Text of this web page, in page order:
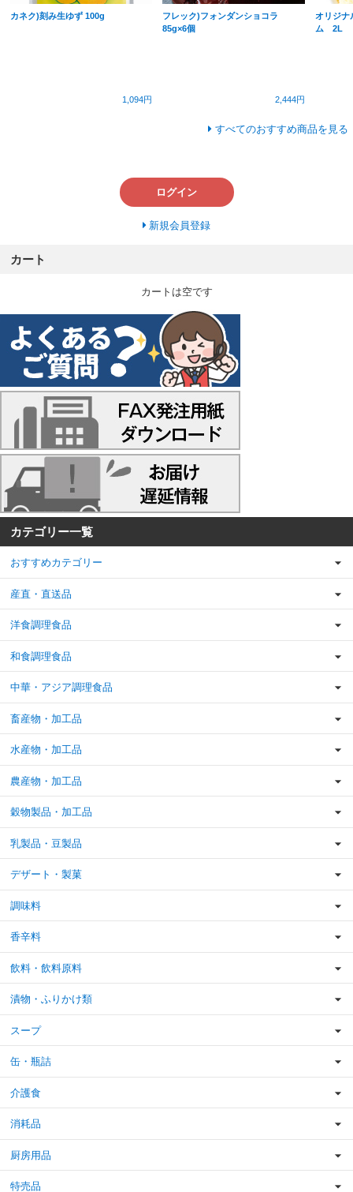
カネク)刻み生ゆず 100g
1,094円
フレック)フォンダンショコラ
85g×6個
2,444円
オリジナ
ム 2L
すべてのおすすめ商品を見る
ログイン
新規会員登録
カート
カートは空です
カテゴリー一覧
おすすめカテゴリー
産直・直送品
洋食調理食品
和食調理食品
中華・アジア調理食品
畜産物・加工品
水産物・加工品
農産物・加工品
穀物製品・加工品
乳製品・豆製品
デザート・製菓
調味料
香辛料
飲料・飲料原料
漬物・ふりかけ類
スープ
缶・瓶詰
介護食
消耗品
厨房用品
特売品